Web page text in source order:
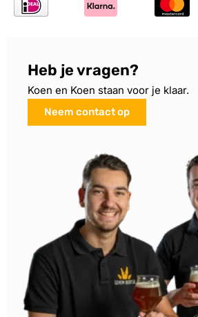
Heb je vragen?
Koen en Koen staan voor je klaar.
Neem contact op